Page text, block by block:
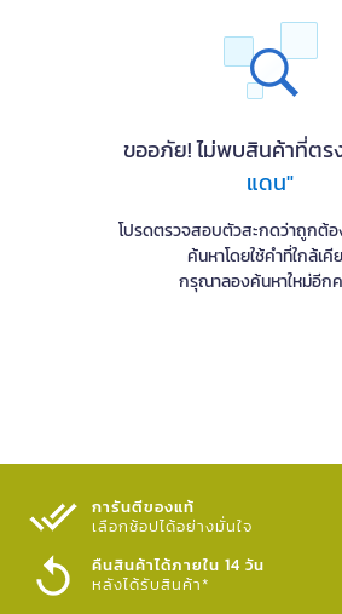
ขออภัย! ไม่พบสินค้าที่ตร
แดน"
โปรดตรวจสอบตัวสะกดว่าถูกต้อ
ค้นหาโดยใช้คำที่ใกล้เคี
กรุณาลองค้นหาใหม่อีก
การันตีของแท้
เลือกช้อปได้อย่างมั่นใจ​
คืนสินค้าได้ภายใน 14 วัน
หลังได้รับสินค้า*